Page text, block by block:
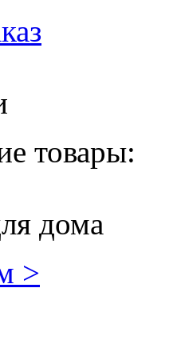
товары:
дома
>